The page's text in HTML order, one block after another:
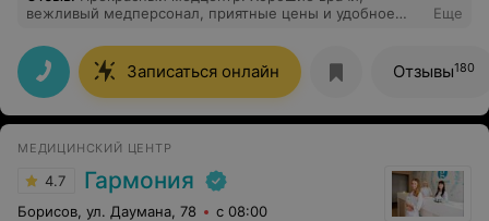
вежливый медперсонал, приятные цены и удобное
Еще
Записаться онлайн Отзывы180
МЕДИЦИНСКИЙ ЦЕНТР
4.7 Гармония
Борисов, ул. Даумана, 78 с 08:00